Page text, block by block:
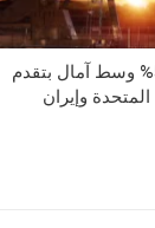
النفط يهبط بأكثر من 5% وسط آمال بتقدم
المتحدة وإيران